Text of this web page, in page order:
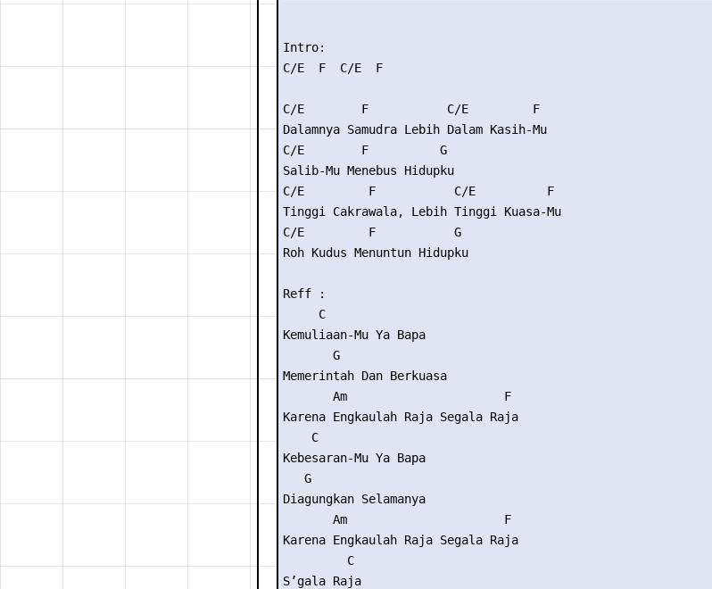
Intro:
C/E  F  C/E  F
C/E        F           C/E         F
Dalamnya Samudra Lebih Dalam Kasih-Mu
C/E        F          G
Salib-Mu Menebus Hidupku
C/E         F           C/E          F
Tinggi Cakrawala, Lebih Tinggi Kuasa-Mu
C/E         F           G
Roh Kudus Menuntun Hidupku
Reff :
     C
Kemuliaan-Mu Ya Bapa
       G
Memerintah Dan Berkuasa
       Am                      F
Karena Engkaulah Raja Segala Raja
    C
Kebesaran-Mu Ya Bapa
   G
Diagungkan Selamanya
       Am                      F
Karena Engkaulah Raja Segala Raja
         C
S’gala Raja